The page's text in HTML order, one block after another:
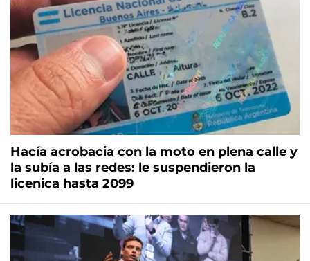
Hacía acrobacia con la moto en plena calle y
la subía a las redes: le suspendieron la
licenica hasta 2099